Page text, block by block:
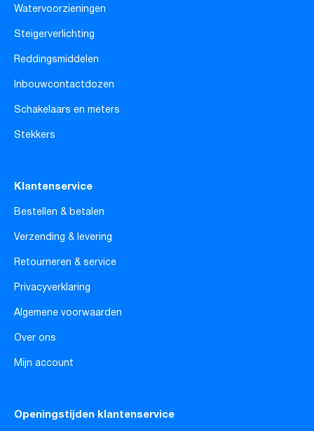
Watervoorzieningen
Steigerverlichting
Reddingsmiddelen
Inbouwcontactdozen
Schakelaars en meters
Stekkers
Klantenservice
Bestellen & betalen
Verzending & levering
Retourneren & service
Privacyverklaring
Algemene voorwaarden
Over ons
Mijn account
Openingstijden klantenservice